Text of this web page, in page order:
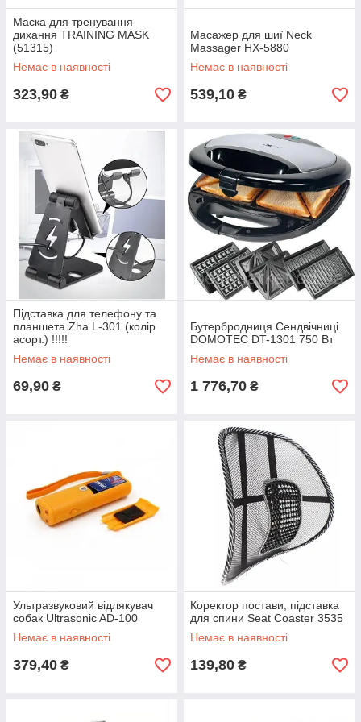
Маска для тренування
дихання TRAINING MASK
(51315)
Немає в наявності
323,90 ₴
Масажер для шиї Neck
Massager HX-5880
Немає в наявності
539,10 ₴
Підставка для телефону та
планшета Zha L-301 (колір
асорт.) !!!!!
Немає в наявності
69,90 ₴
Бутербродниця Сендвічниці
DOMOTEC DT-1301 750 Вт
Немає в наявності
1 776,70 ₴
Ультразвуковий відлякувач
собак Ultrasonic AD-100
Немає в наявності
379,40 ₴
Коректор постави, підставка
для спини Seat Coaster 3535
Немає в наявності
139,80 ₴